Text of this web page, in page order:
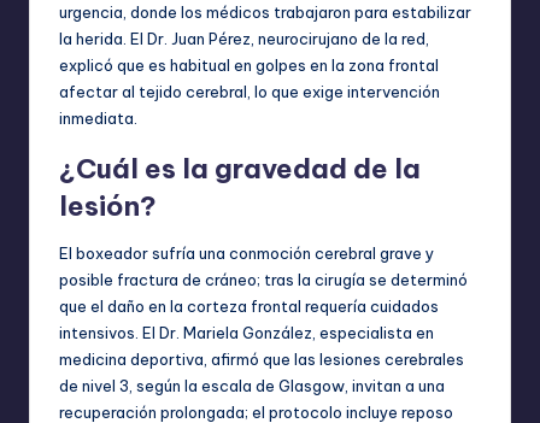
urgencia, donde los médicos trabajaron para estabilizar
la herida. El Dr. Juan Pérez, neurocirujano de la red,
explicó que es habitual en golpes en la zona frontal
afectar al tejido cerebral, lo que exige intervención
inmediata.
¿Cuál es la gravedad de la
lesión?
El boxeador sufría una conmoción cerebral grave y
posible fractura de cráneo; tras la cirugía se determinó
que el daño en la corteza frontal requería cuidados
intensivos. El Dr. Mariela González, especialista en
medicina deportiva, afirmó que las lesiones cerebrales
de nivel 3, según la escala de Glasgow, invitan a una
recuperación prolongada; el protocolo incluye reposo